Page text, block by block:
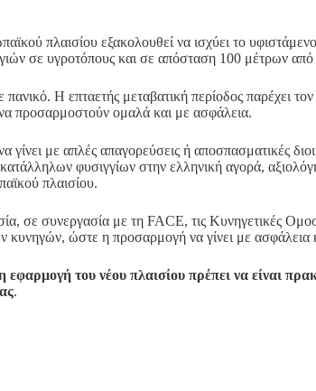
πλαισίου εξακολουθεί να ισχύει το
σε υγροτόπους και σε απόσταση 100 μέτρων από
Η επταετής μεταβατική περίοδος παρέχει
να προσαρμοστούν ομαλά και με ασφάλεια.
με απλές απαγορεύσεις ή αποσπασματικές
φυσιγγίων στην ελληνική αγορά,
πλαισίου.
σε συνεργασία με τη FACE, τις Κυνηγετικές
ώστε η προσαρμογή να γίνει με ασφάλεια
του νέου πλαισίου πρέπει να είναι
.